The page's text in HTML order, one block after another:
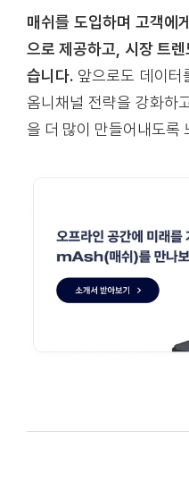
매쉬를 도입하며 고객에
으로 제공하고, 시장 트
습니다. 앞으로도 데이터
옴니채널 전략을 강화하
을 더 많이 만들어내도록